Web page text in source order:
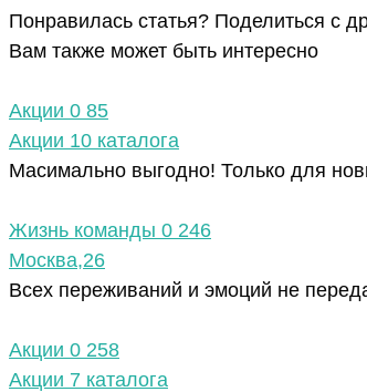
Понравилась статья? Поделиться с
Вам также может быть интересно
Акции 0 85
Акции 10 каталога
Масимально выгодно! Только для
Жизнь команды 0 246
Москва,26
Всех переживаний и эмоций не
Акции 0 258
Акции 7 каталога